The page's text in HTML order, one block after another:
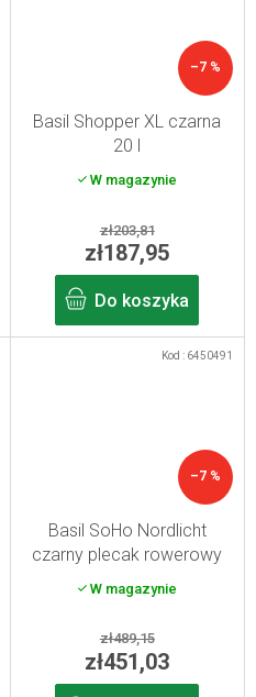
–7 %
Basil Shopper XL czarna
20 l
W magazynie
zł203,81
zł187,95
Do koszyka
–7 %
Basil SoHo Nordlicht
czarny plecak rowerowy
W magazynie
zł489,15
zł451,03
Kod : 6450491